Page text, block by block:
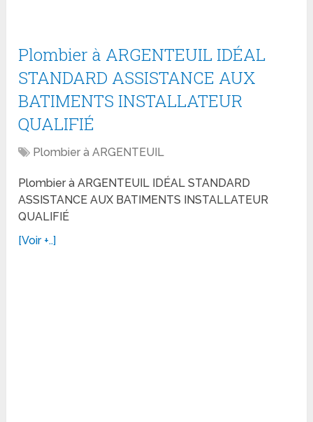
Plombier à ARGENTEUIL IDÉAL
STANDARD ASSISTANCE AUX
BATIMENTS INSTALLATEUR
QUALIFIÉ
Plombier à ARGENTEUIL
Plombier à ARGENTEUIL IDÉAL STANDARD
ASSISTANCE AUX BATIMENTS INSTALLATEUR
QUALIFIÉ
[Voir +..]